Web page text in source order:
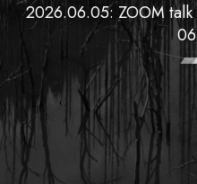
2026.06.05: ZOOM